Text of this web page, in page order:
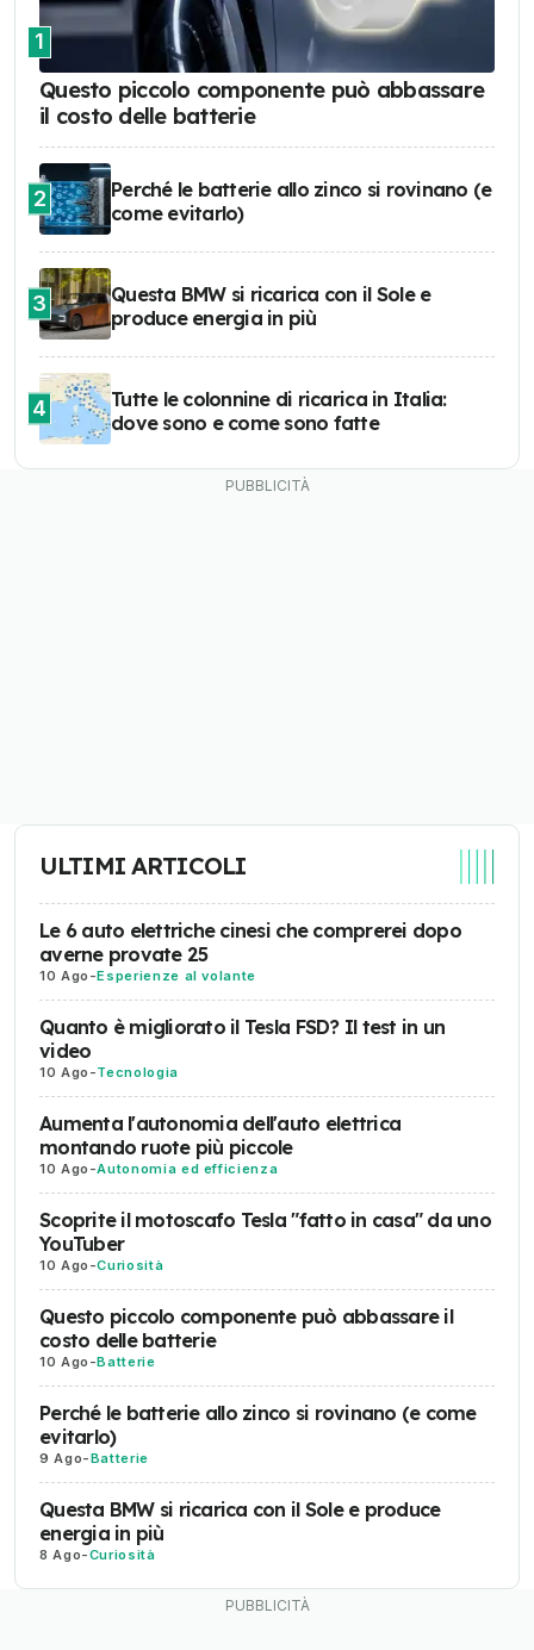
1
Questo piccolo componente può abbassare
il costo delle batterie
2
Perché le batterie allo zinco si rovinano (e
come evitarlo)
3
Questa BMW si ricarica con il Sole e
produce energia in più
4
Tutte le colonnine di ricarica in Italia:
dove sono e come sono fatte
ULTIMI ARTICOLI
Le 6 auto elettriche cinesi che comprerei dopo
averne provate 25
10 Ago -Esperienze al volante
Quanto è migliorato il Tesla FSD? Il test in un
video
10 Ago -Tecnologia
Aumenta l'autonomia dell'auto elettrica
montando ruote più piccole
10 Ago -Autonomia ed efficienza
Scoprite il motoscafo Tesla "fatto in casa" da uno
YouTuber
10 Ago -Curiosità
Questo piccolo componente può abbassare il
costo delle batterie
10 Ago -Batterie
Perché le batterie allo zinco si rovinano (e come
evitarlo)
9 Ago-Batterie
Questa BMW si ricarica con il Sole e produce
energia in più
8 Ago-Curiosità